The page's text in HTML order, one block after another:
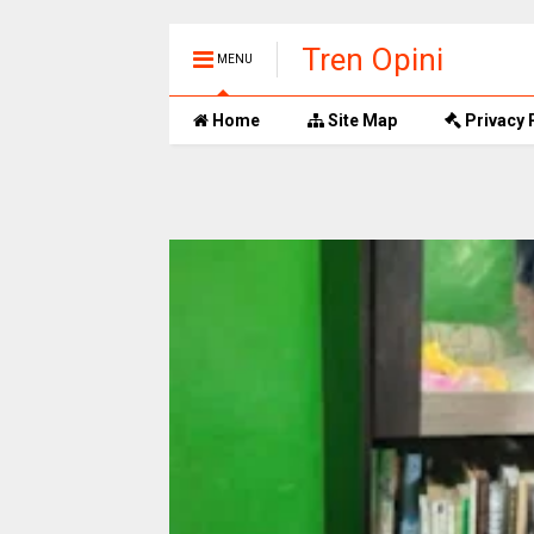
MENU Tren Opini
Home Site Map Privacy